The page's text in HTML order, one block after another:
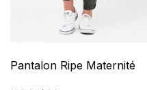
Pantalon Ripe Maternité